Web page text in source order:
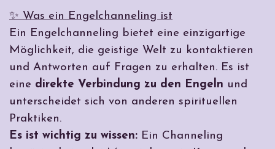
✨ Was ein Engelchanneling ist
Ein Engelchanneling bietet eine einzigartige
Möglichkeit, die geistige Welt zu kontaktieren
und Antworten auf Fragen zu erhalten. Es ist
eine direkte Verbindung zu den Engeln und
unterscheidet sich von anderen spirituellen
Praktiken.
Es ist wichtig zu wissen: Ein Channeling